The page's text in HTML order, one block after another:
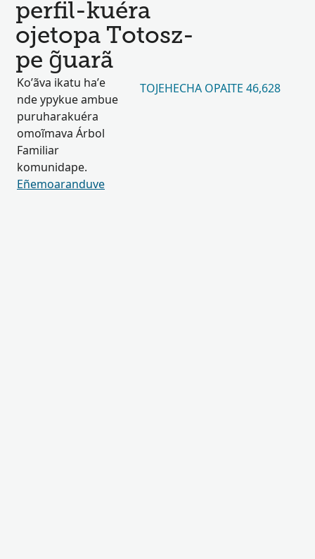
perfil-kuéra
ojetopa Totosz-
pe g̃uarã
Ko’ãva ikatu ha’e
nde ypykue ambue
puruharakuéra
omoĩmava Árbol
Familiar
komunidape.
Eñemoaranduve
TOJEHECHA OPAITE 46,628